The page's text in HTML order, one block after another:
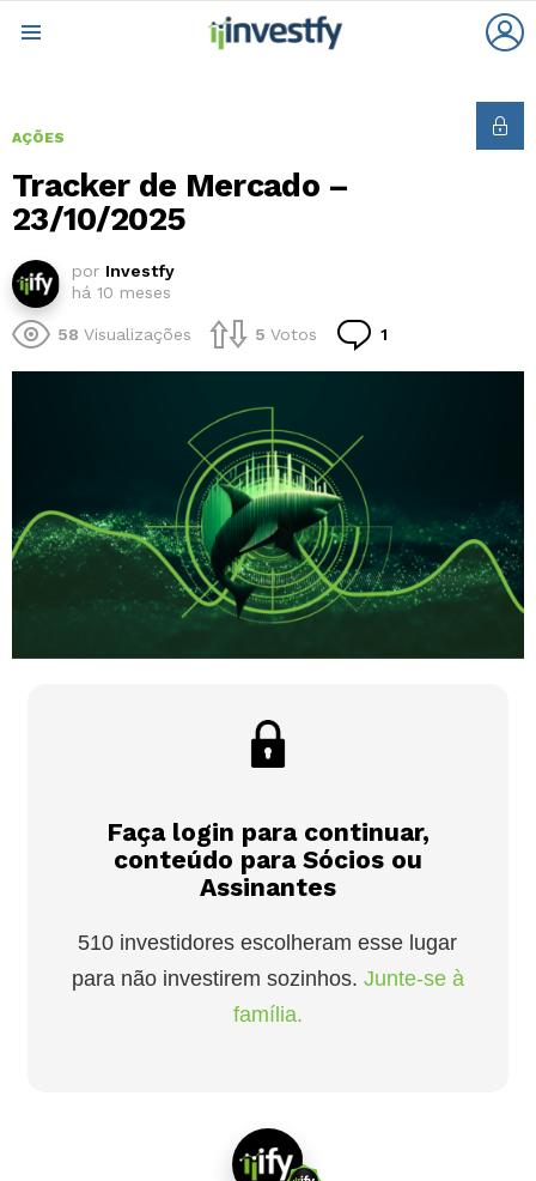
AÇÕES
Tracker de Mercado –
23/10/2025
por Investfy
há 10 meses
58 Visualizações 5 Votos 1
Faça login para continuar,
conteúdo para Sócios ou
Assinantes
510 investidores escolheram esse lugar
para não investirem sozinhos. Junte-se à
família.